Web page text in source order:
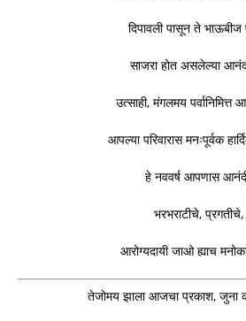
दिपावली पासून ते भाऊबीज
साजरा होत असलेल्या
उत्साही, मंगलमय पर्वानिमित्त
आपल्या परिवारास मनःपूर्वक
हे नववर्ष आपणास
भरभराटीचे, प्रगतीचे,
आरोग्यदायी जाओ ह्याच
तेजोमय झाला आजचा प्रकाश, जुना